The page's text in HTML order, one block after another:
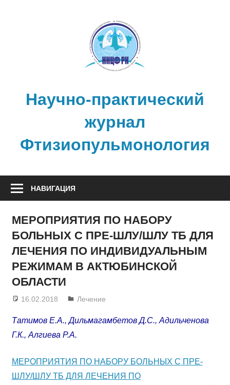
Научно-практический
журнал
Фтизиопульмонология
НАВИГАЦИЯ
МЕРОПРИЯТИЯ ПО НАБОРУ
БОЛЬНЫХ С ПРЕ-ШЛУ/ШЛУ ТБ ДЛЯ
ЛЕЧЕНИЯ ПО ИНДИВИДУАЛЬНЫМ
РЕЖИМАМ В АКТЮБИНСКОЙ
ОБЛАСТИ
16.02.2018 admin
Лечение
Татимов Е.А., Дильмагамбетов Д.С., Адильченова
Г.К., Алгиева Р.А.
МЕРОПРИЯТИЯ ПО НАБОРУ БОЛЬНЫХ С ПРЕ-
ШЛУ/ШЛУ ТБ ДЛЯ ЛЕЧЕНИЯ ПО